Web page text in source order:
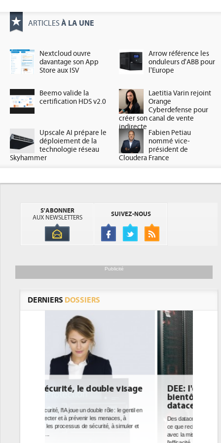
ARTICLES À LA UNE
Nextcloud ouvre
davantage son App
Store aux ISV
Arrow référence les
onduleurs d'ABB pour
l'Europe
Beemo valide la
certification HDS v2.0
Laetitia Varin rejoint
Orange
Cyberdefense pour
créer son canal de vente
indirecte
Upscale AI prépare le
déploiement de la
technologie réseau
Skyhammer
Fabien Petiau
nommé vice-
président de
Cloudera France
S'ABONNER
AUX NEWSLETTERS
SUIVEZ-NOUS
Publicité
DERNIERS DOSSIERS
DEE: l'efficacité énergétique
bientôt une obligation pour les
datacenters
Des datacenters plus durables et plus efficaces, c'est
ce que recherchent les pouvoirs publics européens
avec la mise en oeuvre de la nouvelle Directive sur